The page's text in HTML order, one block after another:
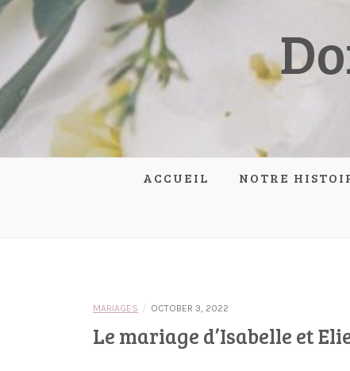
ACCUEIL NOTRE
MARIAGES / OCTOBER 3, 2022
Le mariage d’Isabelle et